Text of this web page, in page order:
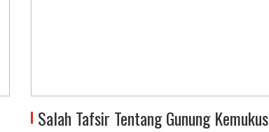
Salah Tafsir Tentang Gunung Kemukus